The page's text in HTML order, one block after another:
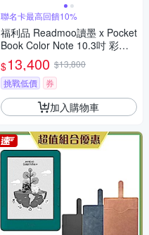
聯名卡最高回饋10%
福利品 Readmoo讀墨 x Pocket
Book Color Note 10.3吋 彩色
電子紙平板
$13,400 $13,800
挑戰低價
券
加入購物車